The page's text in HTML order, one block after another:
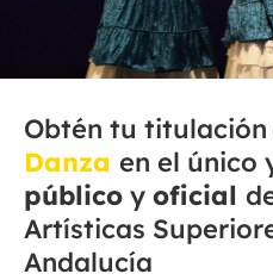
Obtén tu titulación
Danza en el único
público y oficial
Artísticas
Andalucía